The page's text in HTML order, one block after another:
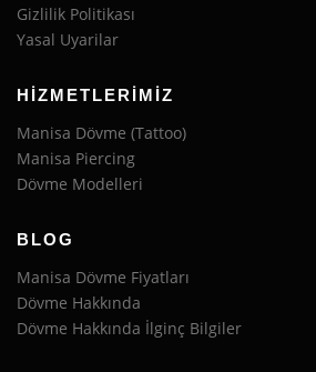
Gizlilik Politikası
Yasal Uyarilar
HIZMETLERIMIZ
Manisa Dövme (Tattoo)
Manisa Piercing
Dövme Modelleri
BLOG
Manisa Dövme Fiyatları
Dövme Hakkında
Dövme Hakkında İlginç Bilgiler